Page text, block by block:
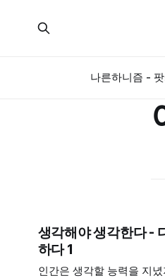
나른하니즘 -
생각해야 생각한다 -
하다 1
인간은 생각할 능력을 지